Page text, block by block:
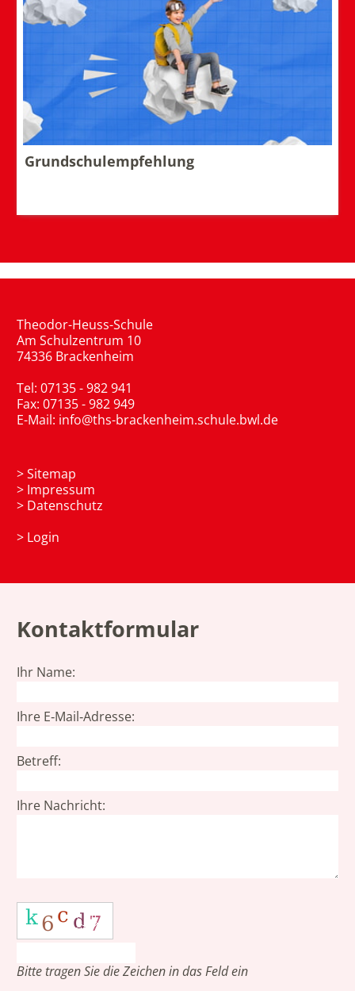
Grundschulempfehlung
Theodor-Heuss-Schule
Am Schulzentrum 10
74336 Brackenheim
Tel: 07135 - 982 941
Fax: 07135 - 982 949
E-Mail: info@ths-brackenheim.schule.bwl.de
>Sitemap
> Impressum
> Datenschutz
> Login
Kontaktformular
Ihr Name:
Ihre E‑Mail‑Adresse:
Betreff:
Ihre Nachricht:
Bitte tragen Sie die Zeichen in das Feld ein